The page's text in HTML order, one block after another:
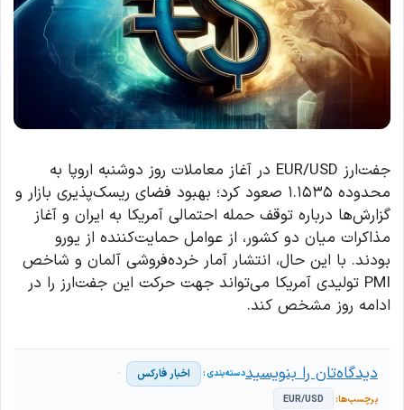
جفت‌ارز EUR/USD در آغاز معاملات روز دوشنبه اروپا به
محدوده ۱.۱۵۳۵ صعود کرد؛ بهبود فضای ریسک‌پذیری بازار و
گزارش‌ها درباره توقف حمله احتمالی آمریکا به ایران و آغاز
مذاکرات میان دو کشور، از عوامل حمایت‌کننده از یورو
بودند. با این حال، انتشار آمار خرده‌فروشی آلمان و شاخص
PMI تولیدی آمریکا می‌تواند جهت حرکت این جفت‌ارز را در
ادامه روز مشخص کند.
اخبار فارکس
EUR/USD
دیدگاه‌تان را بنویسید